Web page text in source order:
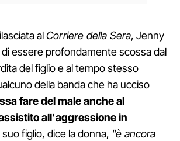
alCorriere della Sera, Jenny
essere profondamente scossa dal
del figlio e al tempo stesso
della banda che ha ucciso
fare del male anche al
all'aggressione in
suo figlio, dice la donna, "è ancora